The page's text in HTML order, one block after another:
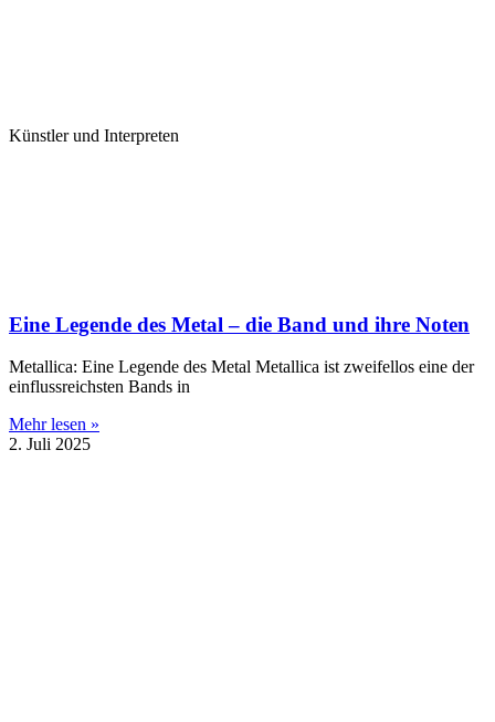
Künstler und Interpreten
Eine Legende des Metal – die Band und ihre Noten
Metallica: Eine Legende des Metal Metallica ist zweifellos eine der
einflussreichsten Bands in
Mehr lesen »
2. Juli 2025